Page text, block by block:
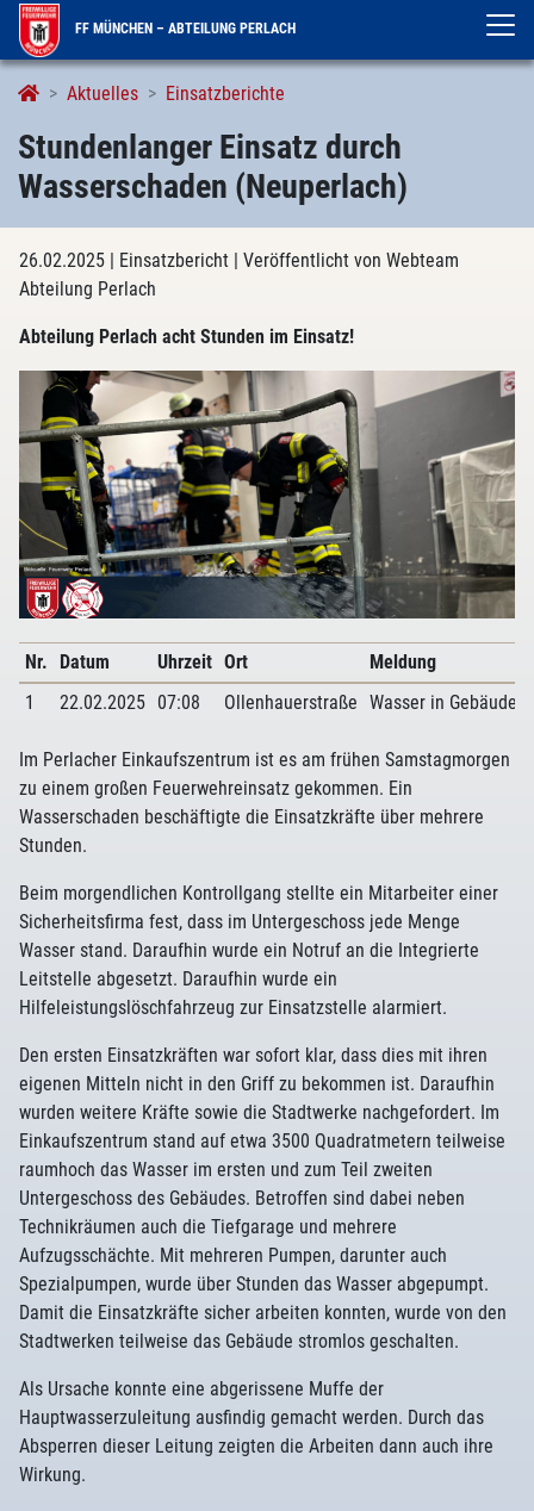
FF MÜNCHEN – ABTEILUNG PERLACH
Aktuelles Einsatzberichte
Stundenlanger Einsatz durch
Wasserschaden (Neuperlach)
26.02.2025 | Einsatzbericht | Veröffentlicht von Webteam
Abteilung Perlach
Abteilung Perlach acht Stunden im Einsatz!
Nr. Datum Uhrzeit Ort Meldung
1
22.02.2025 07:08 Ollenhauerstraße Wasser in Gebäude
Im Perlacher Einkaufszentrum ist es am frühen Samstagmorgen
zu einem großen Feuerwehreinsatz gekommen. Ein
Wasserschaden beschäftigte die Einsatzkräfte über mehrere
Stunden.
Beim morgendlichen Kontrollgang stellte ein Mitarbeiter einer
Sicherheitsfirma fest, dass im Untergeschoss jede Menge
Wasser stand. Daraufhin wurde ein Notruf an die Integrierte
Leitstelle abgesetzt. Daraufhin wurde ein
Hilfeleistungslöschfahrzeug zur Einsatzstelle alarmiert.
Den ersten Einsatzkräften war sofort klar, dass dies mit ihren
eigenen Mitteln nicht in den Griff zu bekommen ist. Daraufhin
wurden weitere Kräfte sowie die Stadtwerke nachgefordert. Im
Einkaufszentrum stand auf etwa 3500 Quadratmetern teilweise
raumhoch das Wasser im ersten und zum Teil zweiten
Untergeschoss des Gebäudes. Betroffen sind dabei neben
Technikräumen auch die Tiefgarage und mehrere
Aufzugsschächte. Mit mehreren Pumpen, darunter auch
Spezialpumpen, wurde über Stunden das Wasser abgepumpt.
Damit die Einsatzkräfte sicher arbeiten konnten, wurde von den
Stadtwerken teilweise das Gebäude stromlos geschalten.
Als Ursache konnte eine abgerissene Muffe der
Hauptwasserzuleitung ausfindig gemacht werden. Durch das
Absperren dieser Leitung zeigten die Arbeiten dann auch ihre
Wirkung.